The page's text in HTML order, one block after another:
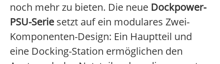
noch mehr zu bieten. Die neue Dockpower-
PSU-Serie setzt auf ein modulares Zwei-
Komponenten-Design: Ein Hauptteil und
eine Docking-Station ermöglichen den